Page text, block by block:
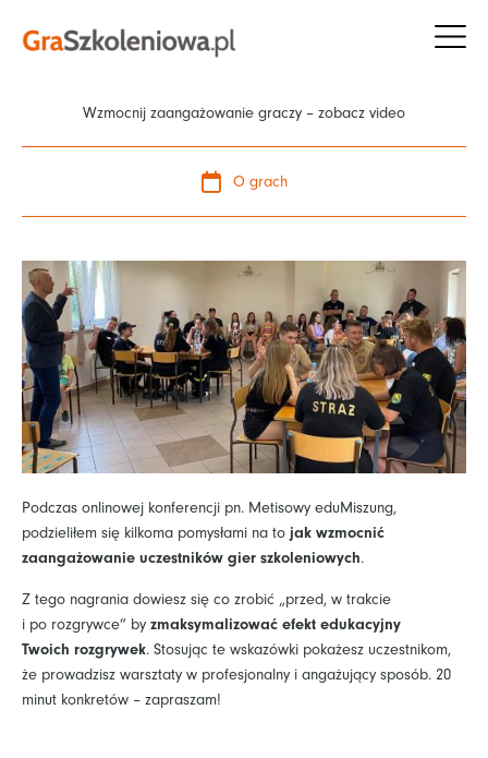
Wzmocnij zaangażowanie graczy – zobacz video
O grach
Podczas onlinowej konferencji pn. Metisowy eduMiszung,
podzieliłem się kilkoma pomysłami na to jak wzmocnić
zaangażowanie uczestników gier szkoleniowych.
Z tego nagrania dowiesz się co zrobić „przed, w trakcie
i po rozgrywce” by zmaksymalizować efekt edukacyjny
Twoich rozgrywek. Stosując te wskazówki pokażesz uczestnikom,
że prowadzisz warsztaty w profesjonalny i angażujący sposób. 20
minut konkretów – zapraszam!